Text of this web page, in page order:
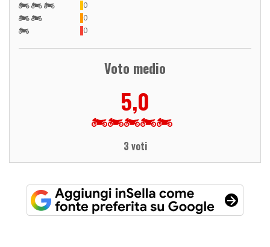
0
0
0
Voto medio
5,0
3 voti